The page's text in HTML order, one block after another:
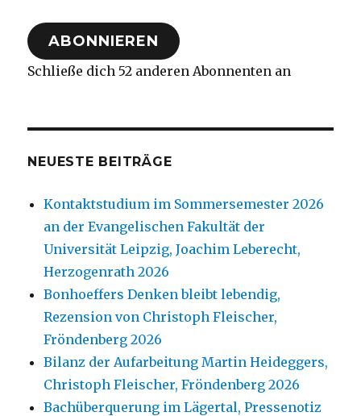
Adresse
ABONNIEREN
Schließe dich 52 anderen Abonnenten an
NEUESTE BEITRÄGE
Kontaktstudium im Sommersemester 2026
an der Evangelischen Fakultät der
Universität Leipzig, Joachim Leberecht,
Herzogenrath 2026
Bonhoeffers Denken bleibt lebendig,
Rezension von Christoph Fleischer,
Fröndenberg 2026
Bilanz der Aufarbeitung Martin Heideggers,
Christoph Fleischer, Fröndenberg 2026
Bachüberquerung im Lägertal, Pressenotiz